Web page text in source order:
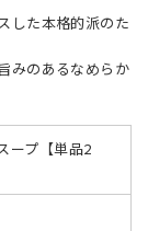
した本格的派のた
みのあるなめらか
ープ【単品2